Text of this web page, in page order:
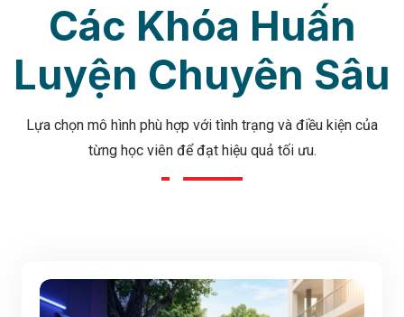
Các Khóa Huấn
Luyện Chuyên Sâu
Lựa chọn mô hình phù hợp với tình trạng và điều kiện của
từng học viên để đạt hiệu quả tối ưu.